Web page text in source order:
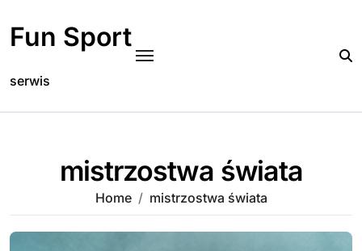
content
Fun Sport
serwis
mistrzostwa świata
Home mistrzostwa świata